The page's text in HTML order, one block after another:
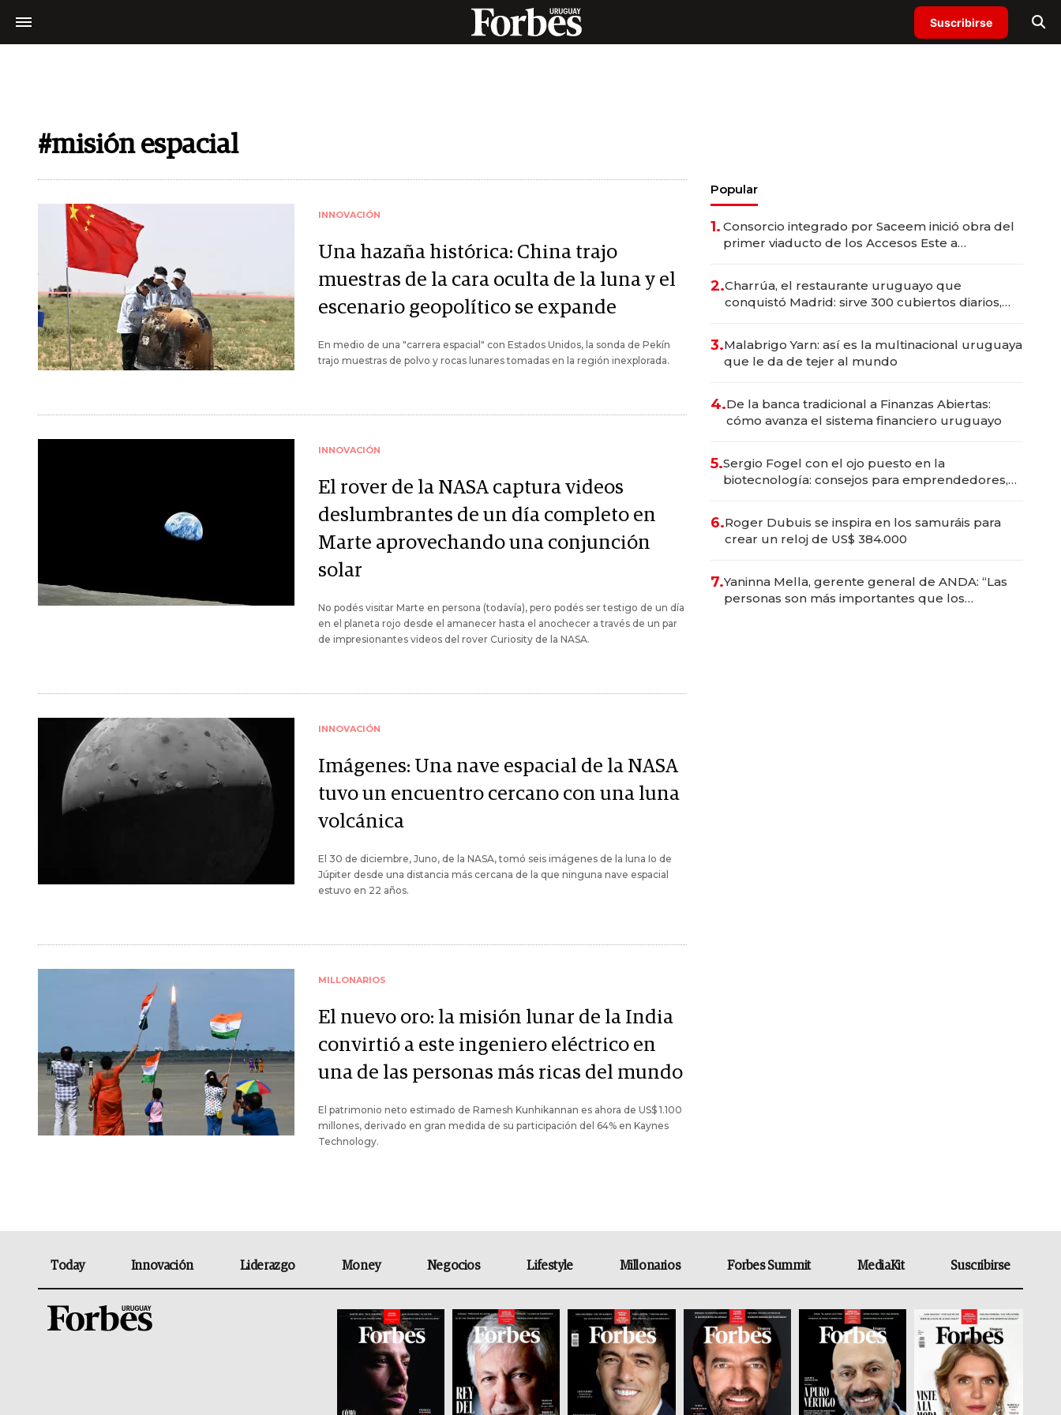
Suscribirse
#misión espacial
INNOVACIÓN
Una hazaña histórica: China trajo
muestras de la cara oculta de la luna y el
escenario geopolítico se expande
En medio de una "carrera espacial" con Estados Unidos, la sonda de Pekín
trajo muestras de polvo y rocas lunares tomadas en la región inexplorada.
INNOVACIÓN
El rover de la NASA captura videos
deslumbrantes de un día completo en
Marte aprovechando una conjunción
solar
No podés visitar Marte en persona (todavía), pero podés ser testigo de un día
en el planeta rojo desde el amanecer hasta el anochecer a través de un par
de impresionantes videos del rover Curiosity de la NASA.
INNOVACIÓN
Imágenes: Una nave espacial de la NASA
tuvo un encuentro cercano con una luna
volcánica
El 30 de diciembre, Juno, de la NASA, tomó seis imágenes de la luna Io de
Júpiter desde una distancia más cercana de la que ninguna nave espacial
estuvo en 22 años.
MILLONARIOS
El nuevo oro: la misión lunar de la India
convirtió a este ingeniero eléctrico en
una de las personas más ricas del mundo
El patrimonio neto estimado de Ramesh Kunhikannan es ahora de US$ 1.100
millones, derivado en gran medida de su participación del 64% en Kaynes
Technology.
Popular
1. Consorcio integrado por Saceem inició obra del
primer viaducto de los Accesos Este a
2.Charrúa, el restaurante uruguayo que
conquistó Madrid: sirve 300 cubiertos diarios,
3.Malabrigo Yarn: así es la multinacional uruguaya
que le da de tejer al mundo
4.De la banca tradicional a Finanzas Abiertas:
cómo avanza el sistema financiero uruguayo
5.Sergio Fogel con el ojo puesto en la
biotecnología: consejos para emprendedores,
6.Roger Dubuis se inspira en los samuráis para
crear un reloj de US$ 384.000
7.Yaninna Mella, gerente general de ANDA: “Las
personas son más importantes que los
Today Innovación Liderazgo Money Negocios Lifestyle Millonarios Forbes Summit MediaKit Suscribirse